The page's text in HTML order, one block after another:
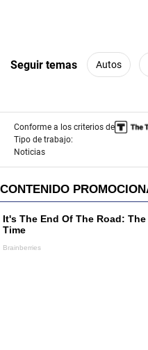
Seguir temas Autos
Conforme a los criterios de
Tipo de trabajo:
Noticias